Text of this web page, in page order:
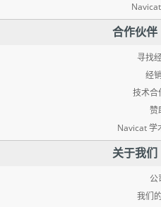
合作伙伴
寻找
经
技术合
赞
Navicat 学
关于我们
公
我们